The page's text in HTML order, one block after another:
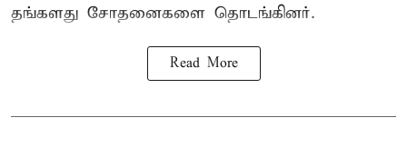
தங்களது சோதனைகளை தொடங்கினர்.
Read More